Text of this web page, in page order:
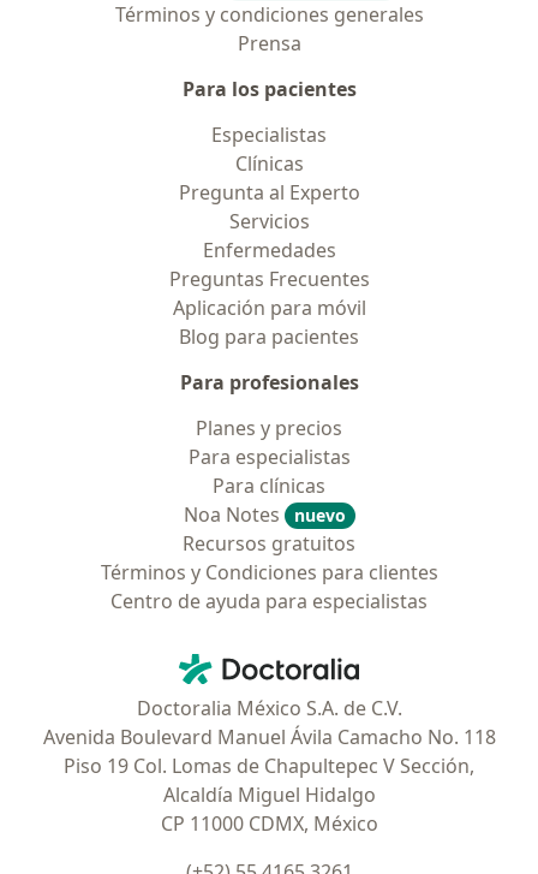
Términos y condiciones generales
Prensa
Para los pacientes
Especialistas
Clínicas
Pregunta al Experto
Servicios
Enfermedades
Preguntas Frecuentes
Aplicación para móvil
Blog para pacientes
Para profesionales
Planes y precios
Para especialistas
Para clínicas
Noa Notes
nuevo
Recursos gratuitos
Términos y Condiciones para clientes
Centro de ayuda para especialistas
Doctoralia - Página de inicio
Doctoralia México S.A. de C.V.
Avenida Boulevard Manuel Ávila Camacho No. 118
Piso 19 Col. Lomas de Chapultepec V Sección,
Alcaldía Miguel Hidalgo
CP 11000 CDMX, México